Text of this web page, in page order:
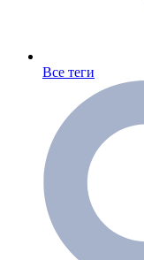
Все теги